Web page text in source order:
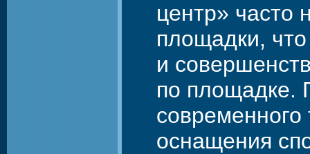
центр» часто
площадки, что
и
по площадке.
современного
оснащения